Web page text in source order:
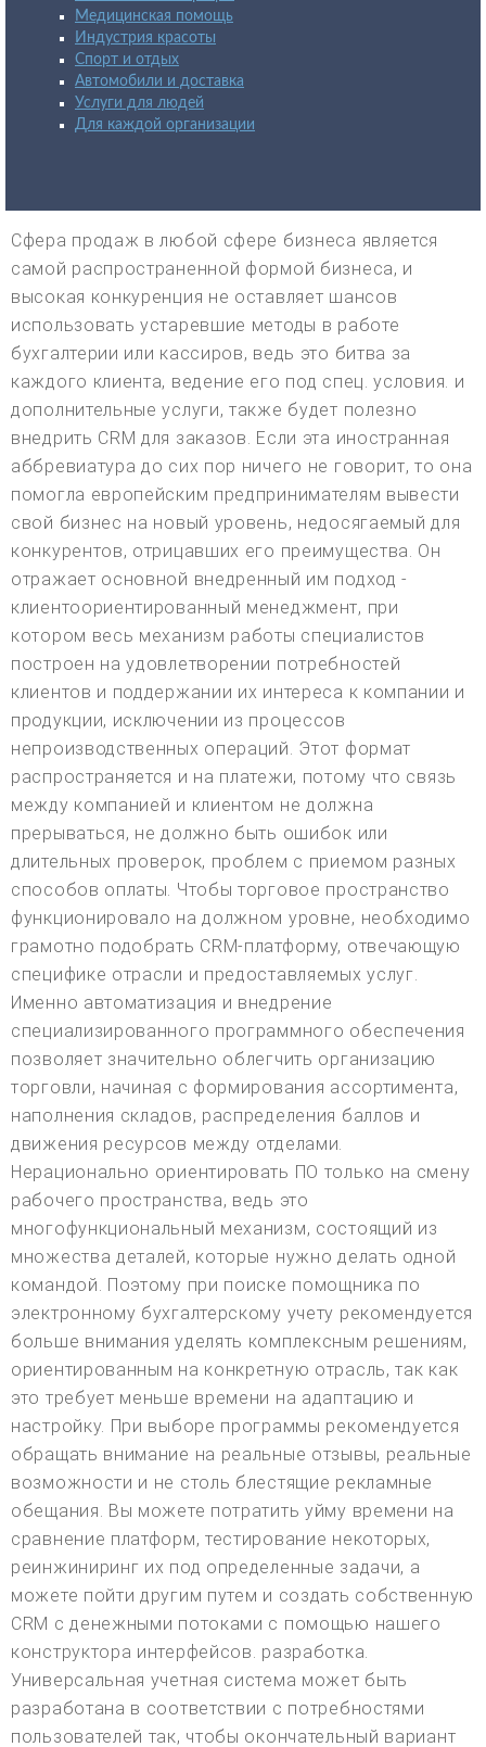
Медицинская помощь
Индустрия красоты
Спорт и отдых
Автомобили и доставка
Услуги для людей
Для каждой организации
Сфера продаж в любой сфере бизнеса является
самой распространенной формой бизнеса, и
высокая конкуренция не оставляет шансов
использовать устаревшие методы в работе
бухгалтерии или кассиров, ведь это битва за
каждого клиента, ведение его под спец. условия. и
дополнительные услуги, также будет полезно
внедрить CRM для заказов. Если эта иностранная
аббревиатура до сих пор ничего не говорит, то она
помогла европейским предпринимателям вывести
свой бизнес на новый уровень, недосягаемый для
конкурентов, отрицавших его преимущества. Он
отражает основной внедренный им подход -
клиентоориентированный менеджмент, при
котором весь механизм работы специалистов
построен на удовлетворении потребностей
клиентов и поддержании их интереса к компании и
продукции, исключении из процессов
непроизводственных операций. Этот формат
распространяется и на платежи, потому что связь
между компанией и клиентом не должна
прерываться, не должно быть ошибок или
длительных проверок, проблем с приемом разных
способов оплаты. Чтобы торговое пространство
функционировало на должном уровне, необходимо
грамотно подобрать CRM-платформу, отвечающую
специфике отрасли и предоставляемых услуг.
Именно автоматизация и внедрение
специализированного программного обеспечения
позволяет значительно облегчить организацию
торговли, начиная с формирования ассортимента,
наполнения складов, распределения баллов и
движения ресурсов между отделами.
Нерационально ориентировать ПО только на смену
рабочего пространства, ведь это
многофункциональный механизм, состоящий из
множества деталей, которые нужно делать одной
командой. Поэтому при поиске помощника по
электронному бухгалтерскому учету рекомендуется
больше внимания уделять комплексным решениям,
ориентированным на конкретную отрасль, так как
это требует меньше времени на адаптацию и
настройку. При выборе программы рекомендуется
обращать внимание на реальные отзывы, реальные
возможности и не столь блестящие рекламные
обещания. Вы можете потратить уйму времени на
сравнение платформ, тестирование некоторых,
реинжиниринг их под определенные задачи, а
можете пойти другим путем и создать собственную
CRM с денежными потоками с помощью нашего
конструктора интерфейсов. разработка.
Универсальная учетная система может быть
разработана в соответствии с потребностями
пользователей так, чтобы окончательный вариант